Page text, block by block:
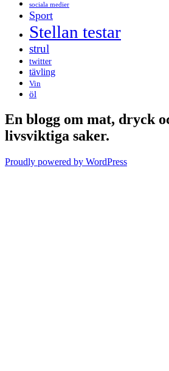
sociala medier
Sport
Stellan testar
strul
twitter
tävling
Vin
öl
En blogg om mat, dryck
livsviktiga saker.
Proudly powered by WordPress